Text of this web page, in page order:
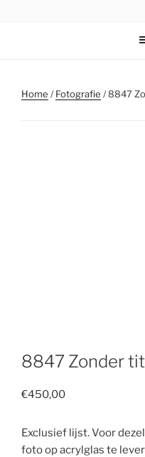
Home /Fotografie / 8847
8847 Zonder
€450,00
Exclusief lijst. Voor
foto op acrylglas te